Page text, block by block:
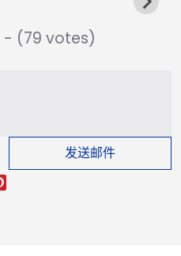
- (79 votes)
发送邮件